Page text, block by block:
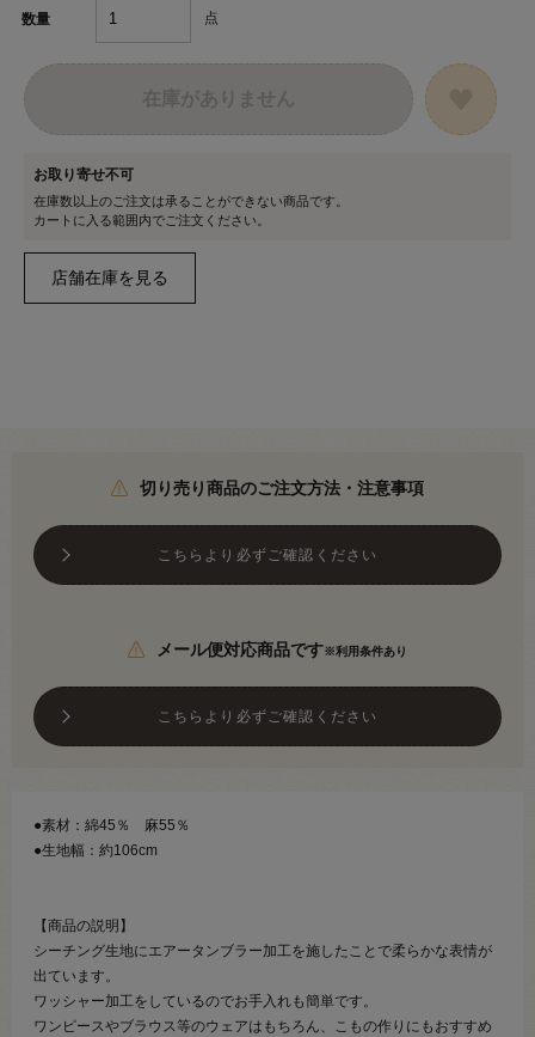
数量 点
お取り寄せ不可
在庫数以上のご注文は承ることができない商品です。
カートに入る範囲内でご注文ください。
切り売り商品のご注文方法・注意事項
こちらより必ずご確認ください
メール便対応商品です※利用条件あり
こちらより必ずご確認ください
●素材：綿45％ 麻55％
●生地幅：約106cm
【商品の説明】
シーチング生地にエアータンブラー加工を施したことで柔らかな表情が
出ています。
ワッシャー加工をしているのでお手入れも簡単です。
ワンピースやブラウス等のウェアはもちろん、こもの作りにもおすすめ